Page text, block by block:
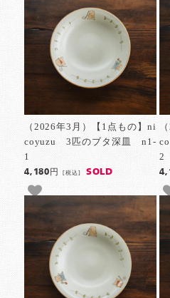
（2026年3月）【1点もの】ni
coyuzu 3匹のブタ深皿 n1-
1
4,180円[税込] SOLD
2